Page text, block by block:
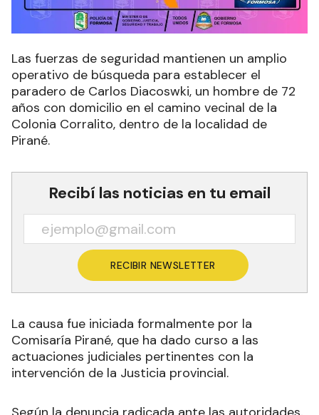
Las fuerzas de seguridad mantienen un amplio
operativo de búsqueda para establecer el
paradero de Carlos Diacoswki, un hombre de 72
años con domicilio en el camino vecinal de la
Colonia Corralito, dentro de la localidad de
Pirané.
Recibí las noticias en tu email
RECIBIR NEWSLETTER
La causa fue iniciada formalmente por la
Comisaría Pirané, que ha dado curso a las
actuaciones judiciales pertinentes con la
intervención de la Justicia provincial.